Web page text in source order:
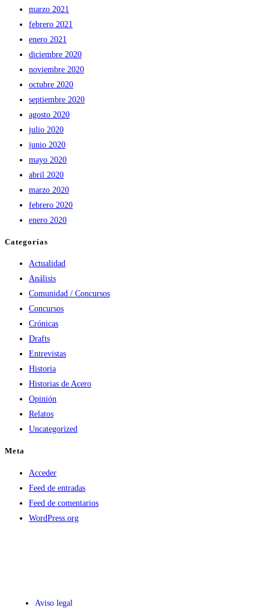
marzo 2021
febrero 2021
enero 2021
diciembre 2020
noviembre 2020
octubre 2020
septiembre 2020
agosto 2020
julio 2020
junio 2020
mayo 2020
abril 2020
marzo 2020
febrero 2020
enero 2020
Categorías
Actualidad
Análisis
Comunidad / Concursos
Concursos
Crónicas
Drafts
Entrevistas
Historia
Historias de Acero
Opinión
Relatos
Uncategorized
Meta
Acceder
Feed de entradas
Feed de comentarios
WordPress.org
Aviso legal